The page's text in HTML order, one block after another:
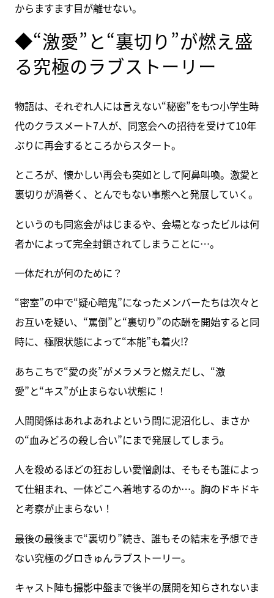
からますます目が離せない。
◆“激愛”と“裏切り”が燃え盛
る究極のラブストーリー
物語は、それぞれ人には言えない“秘密”をもつ小学生時
代のクラスメート7人が、同窓会への招待を受けて10年
ぶりに再会するところからスタート。
ところが、懐かしい再会も突如として阿鼻叫喚。激愛と
裏切りが渦巻く、とんでもない事態へと発展していく。
というのも同窓会がはじまるや、会場となったビルは何
者かによって完全封鎖されてしまうことに…。
一体だれが何のために？
“密室”の中で“疑心暗鬼”になったメンバーたちは次々と
お互いを疑い、“罵倒”と“裏切り”の応酬を開始すると同
時に、極限状態によって“本能”も着火!?
あちこちで“愛の炎”がメラメラと燃えだし、“激
愛”と“キス”が止まらない状態に！
人間関係はあれよあれよという間に泥沼化し、まさか
の“血みどろの殺し合い”にまで発展してしまう。
人を殺めるほどの狂おしい愛憎劇は、そもそも誰によっ
て仕組まれ、一体どこへ着地するのか…。胸のドキドキ
と考察が止まらない！
最後の最後まで“裏切り”続き、誰もその結末を予想でき
ない究極のグロきゅんラブストーリー。
キャスト陣も撮影中盤まで後半の展開を知らされないま